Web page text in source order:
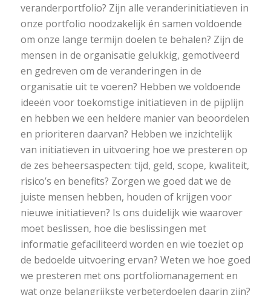
veranderportfolio? Zijn alle veranderinitiatieven in
onze portfolio noodzakelijk én samen voldoende
om onze lange termijn doelen te behalen? Zijn de
mensen in de organisatie gelukkig, gemotiveerd
en gedreven om de veranderingen in de
organisatie uit te voeren? Hebben we voldoende
ideeën voor toekomstige initiatieven in de pijplijn
en hebben we een heldere manier van beoordelen
en prioriteren daarvan? Hebben we inzichtelijk
van initiatieven in uitvoering hoe we presteren op
de zes beheersaspecten: tijd, geld, scope, kwaliteit,
risico’s en benefits? Zorgen we goed dat we de
juiste mensen hebben, houden of krijgen voor
nieuwe initiatieven? Is ons duidelijk wie waarover
moet beslissen, hoe die beslissingen met
informatie gefaciliteerd worden en wie toeziet op
de bedoelde uitvoering ervan? Weten we hoe goed
we presteren met ons portfoliomanagement en
wat onze belangrijkste verbeterdoelen daarin zijn?